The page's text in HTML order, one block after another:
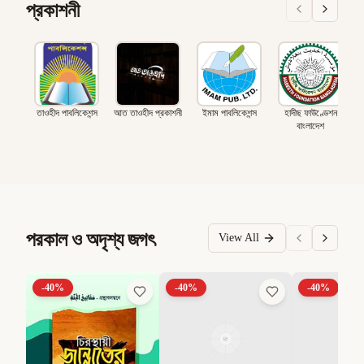
প্রকাশনী
তাওহীদ পাবলিকেশন্স আত তাওহীদ প্রকাশনী ইমাম পাবলিকেশন্স
হাদীছ ফাউণ্ডেশন
বাংলাদেশ
পরকাল ও অদৃশ্য জগৎ View All
-40% -40% -40%